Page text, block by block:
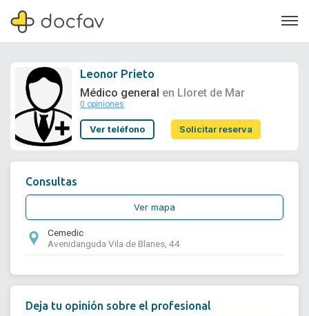
Soporte
Leonor Prieto
Médico general en Lloret de Mar
0 opiniones
Ver teléfono Solicitar reserva
Consultas
Ver mapa
Cemedic
Avenidanguda Vila de Blanes, 44
Deja tu opinión sobre el profesional